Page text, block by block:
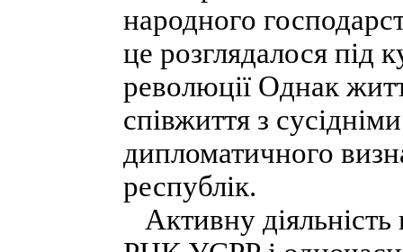
народного
це розглядалося під
революції Однак
співжиття з
дипломатичного
республік.
Активну